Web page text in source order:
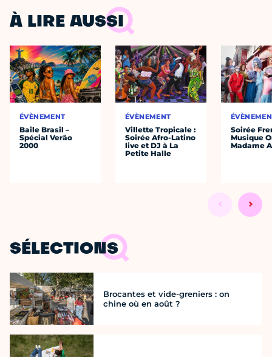
À LIRE AUSSI
ÉVÈNEMENT
Baile Brasil –
Spécial Verão
2000
ÉVÈNEMENT
Villette Tropicale :
Soirée Afro-Latino
live et DJ à La
Petite Halle
Soirée
Musique
Madame
SÉLECTIONS
Brocantes et vide-greniers : on
chine où en août ?